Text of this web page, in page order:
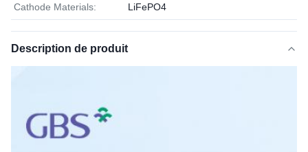
Cathode Materials: LiFePO4
Description de produit